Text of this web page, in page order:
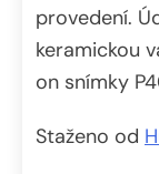
provedení.
keramickou
on snímky
Staženo od